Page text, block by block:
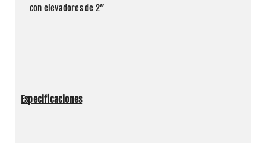
con elevadores de 2”
Especificaciones